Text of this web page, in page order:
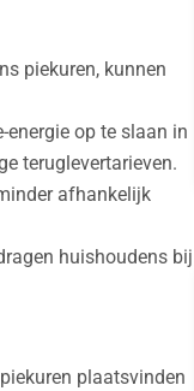
piekuren, kunnen
op te slaan in
teruglevertarieven.
afhankelijk
huishoudens bij
plaatsvinden